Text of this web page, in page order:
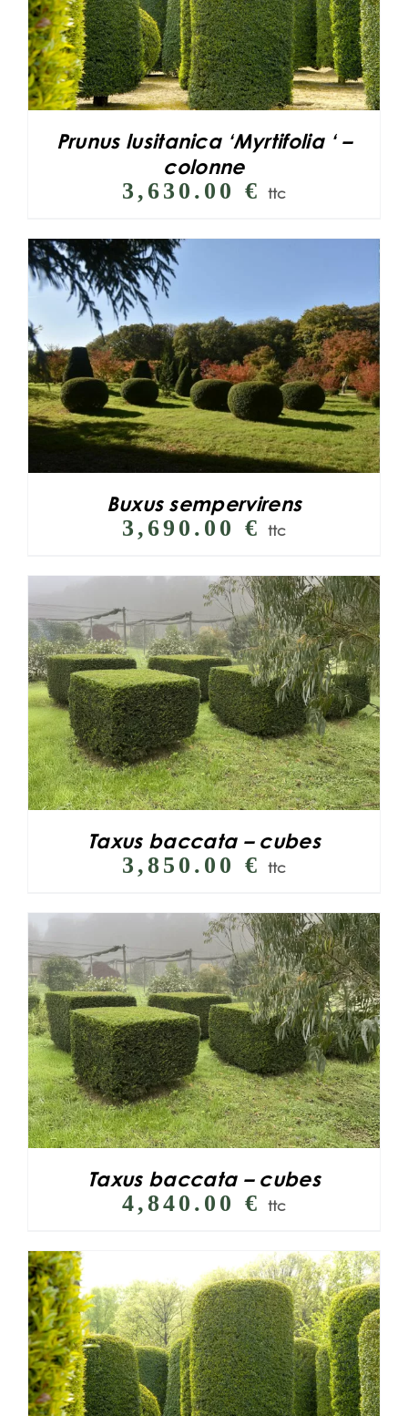
Prunus lusitanica ‘Myrtifolia ‘ –
colonne
3,630.00 € ttc
Buxus sempervirens
3,690.00 € ttc
Taxus baccata – cubes
3,850.00 € ttc
Taxus baccata – cubes
4,840.00 € ttc